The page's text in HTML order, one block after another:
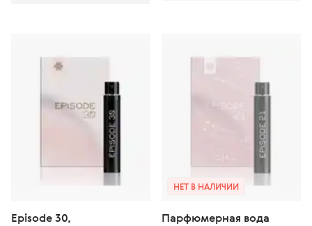
Episode 30,
НЕТ В НАЛИЧИИ
Парфюмерная вода